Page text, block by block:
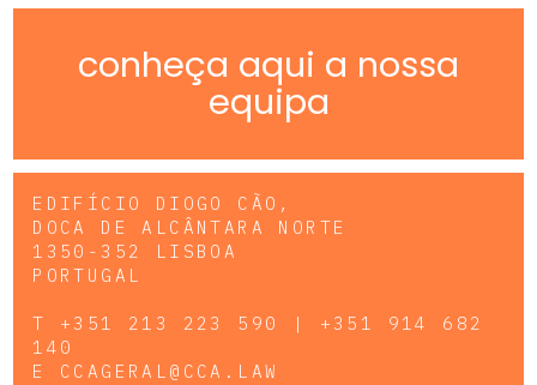
conheça aqui a nossa
equipa
EDIFÍCIO DIOGO CÃO,
DOCA DE ALCÂNTARA NORTE
1350-352 LISBOA
PORTUGAL
T +351 213 223 590 | +351 914 682
140
E CCAGERAL@CCA.LAW